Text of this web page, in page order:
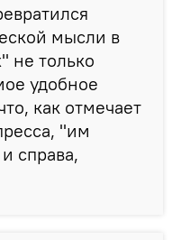
мысли в
не только
удобное
как отмечает
"им
справа,